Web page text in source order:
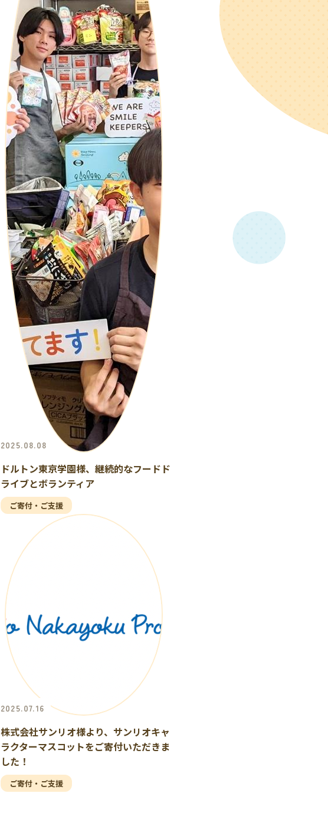
2025.08.08
ドルトン東京学園様、継続的なフードド
ライブとボランティア
ご寄付・ご支援
2025.07.16
株式会社サンリオ様より、サンリオキャ
ラクターマスコットをご寄付いただきま
した！
ご寄付・ご支援